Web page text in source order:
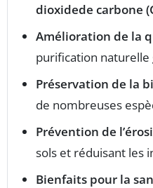
dioxidede carbone
Amélioration de la
purification naturelle
Préservation de la
de nombreuses
Prévention de
sols et réduisant les
Bienfaits pour la